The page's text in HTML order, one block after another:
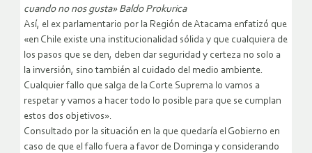
cuando no nos gusta» Baldo Prokurica
Así, el ex parlamentario por la Región de Atacama enfatizó que
«en Chile existe una institucionalidad sólida y que cualquiera de
los pasos que se den, deben dar seguridad y certeza no solo a
la inversión, sino también al cuidado del medio ambiente.
Cualquier fallo que salga de la Corte Suprema lo vamos a
respetar y vamos a hacer todo lo posible para que se cumplan
estos dos objetivos».
Consultado por la situación en la que quedaría el Gobierno en
caso de que el fallo fuera a favor de Dominga y considerando